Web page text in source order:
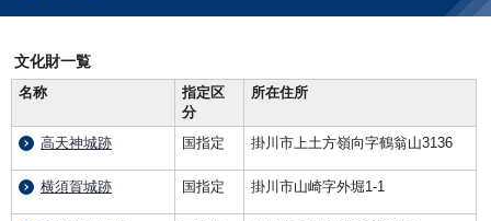
文化財一覧
名称
指定区
分
所在住所
高天神城跡 国指定 掛川市上土方嶺向字鶴翁山3136
横須賀城跡 国指定 掛川市山崎字外堀1-1